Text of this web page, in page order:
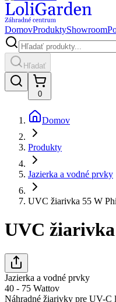
DomovProduktyShowroom
Hľadať
0
Domov
Produkty
Jazierka a vodné prvky
UVC žiarivka 55 W
UVC
Jazierka a vodné prvky
40 - 75 Wattov
Náhradné žiarivky pre UV-C